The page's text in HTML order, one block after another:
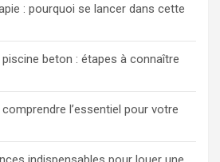
: pourquoi se lancer dans cette
beton : étapes à connaître
l’essentiel pour votre